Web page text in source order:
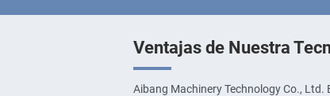
Ventajas de Nuestra
Aibang Machinery Technology Co., Ltd.